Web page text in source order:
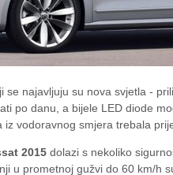
se najavljuju su nova svjetla -
po danu, a bijele LED diode
iz vodoravnog smjera trebala
2015 dolazi s nekoliko
u prometnoj gužvi do 60 km/h